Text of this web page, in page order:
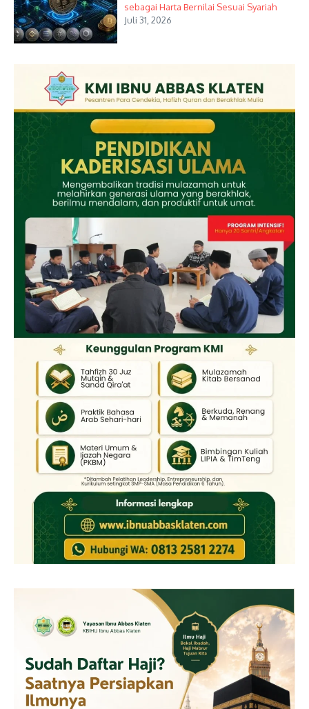
sebagai Harta Bernilai Sesuai Syariah
Juli 31, 2026